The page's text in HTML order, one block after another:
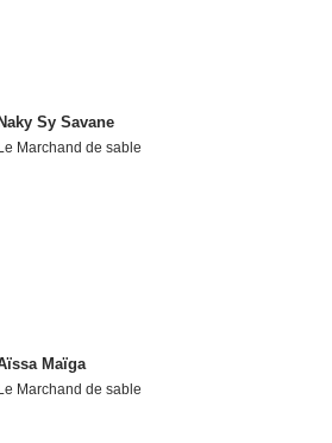
Naky Sy Savane
Marchand de sable
Maïga
Le Marchand de sable